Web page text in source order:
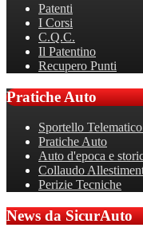
Patenti
I Corsi
C.Q.C.
Il Patentino
Recupero Punti
PraticheAuto
Sportello
Pratiche Auto
Auto d'epoca e
Collaudo
Perizie Tecniche
News da SicurAuto